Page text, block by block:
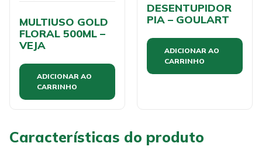
MULTIUSO GOLD
FLORAL 500ML –
VEJA
ADICIONAR AO
CARRINHO
DESENTUPIDOR
PIA – GOULART
ADICIONAR AO
CARRINHO
Características do produto